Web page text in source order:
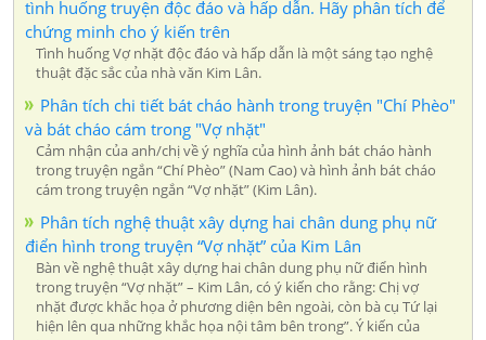
tình huống truyện độc đáo và hấp dẫn. Hãy phân tích để
chứng minh cho ý kiến trên
Tình huống Vợ nhặt độc đáo và hấp dẫn là một sáng tạo nghệ
thuật đặc sắc của nhà văn Kim Lân.
Phân tích chi tiết bát cháo hành trong truyện "Chí Phèo"
và bát cháo cám trong "Vợ nhặt"
Cảm nhận của anh/chị về ý nghĩa của hình ảnh bát cháo hành
trong truyện ngắn “Chí Phèo” (Nam Cao) và hình ảnh bát cháo
cám trong truyện ngắn “Vợ nhặt” (Kim Lân).
Phân tích nghệ thuật xây dựng hai chân dung phụ nữ
điển hình trong truyện “Vợ nhặt” của Kim Lân
Bàn về nghệ thuật xây dựng hai chân dung phụ nữ điển hình
trong truyện “Vợ nhặt” – Kim Lân, có ý kiến cho rằng: Chị vợ
nhặt được khắc họa ở phương diện bên ngoài, còn bà cụ Tứ lại
hiện lên qua những khắc họa nội tâm bên trong”. Ý kiến của